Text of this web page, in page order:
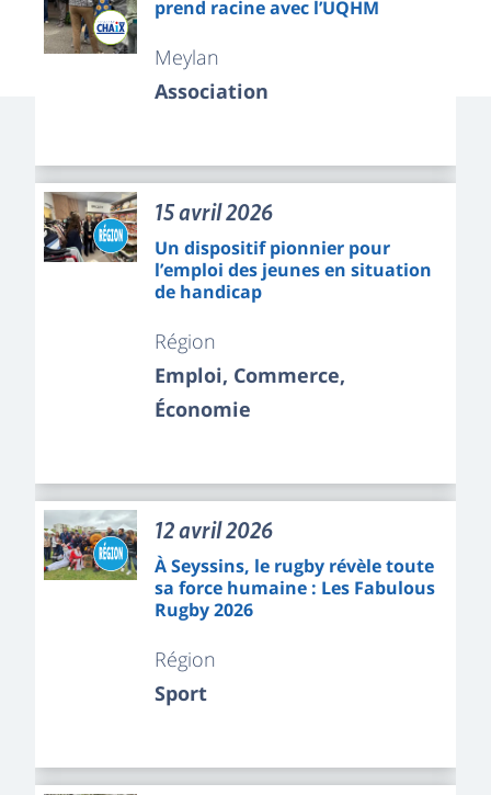
prend racine avec l’UQHM
Meylan
Association
15 avril 2026
Un dispositif pionnier pour
l’emploi des jeunes en situation
de handicap
Région
Emploi, Commerce,
Économie
12 avril 2026
À Seyssins, le rugby révèle toute
sa force humaine : Les Fabulous
Rugby 2026
Région
Sport